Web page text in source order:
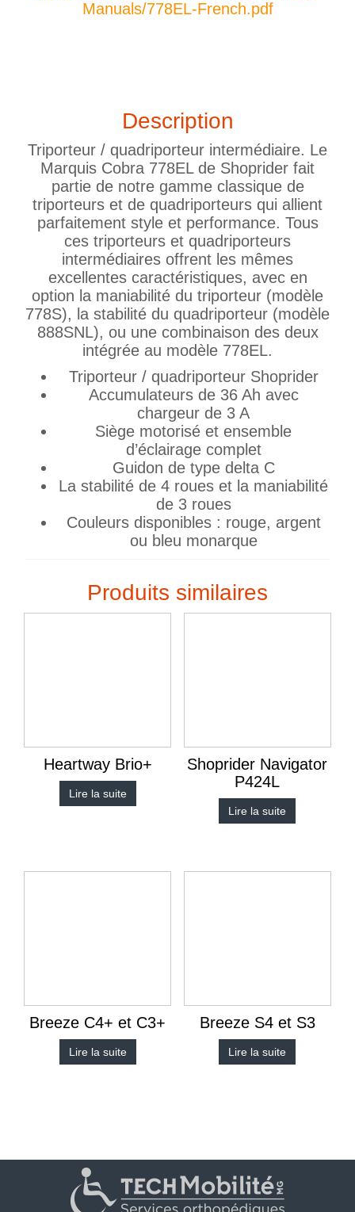
Manuals/778EL-French.pdf
Description
Triporteur / quadriporteur intermédiaire. Le
Marquis Cobra 778EL de Shoprider fait
partie de notre gamme classique de
triporteurs et de quadriporteurs qui allient
parfaitement style et performance. Tous
ces triporteurs et quadriporteurs
intermédiaires offrent les mêmes
excellentes caractéristiques, avec en
option la maniabilité du triporteur (modèle
778S), la stabilité du quadriporteur (modèle
888SNL), ou une combinaison des deux
intégrée au modèle 778EL.
Triporteur / quadriporteur Shoprider
Accumulateurs de 36 Ah avec
chargeur de 3 A
Siège motorisé et ensemble
d’éclairage complet
Guidon de type delta C
La stabilité de 4 roues et la maniabilité
de 3 roues
Couleurs disponibles : rouge, argent
ou bleu monarque
Produits similaires
Heartway Brio+
Lire la suite
Shoprider Navigator
P424L
Lire la suite
Breeze C4+ et C3+
Lire la suite
Breeze S4 et S3
Lire la suite